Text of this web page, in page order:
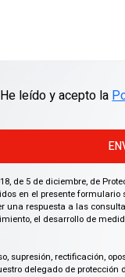
He leído y acepto la
de 5 de diciembre, de
en el presente
una respuesta a las
el desarrollo de
supresión, rectificación,
delegado de protección